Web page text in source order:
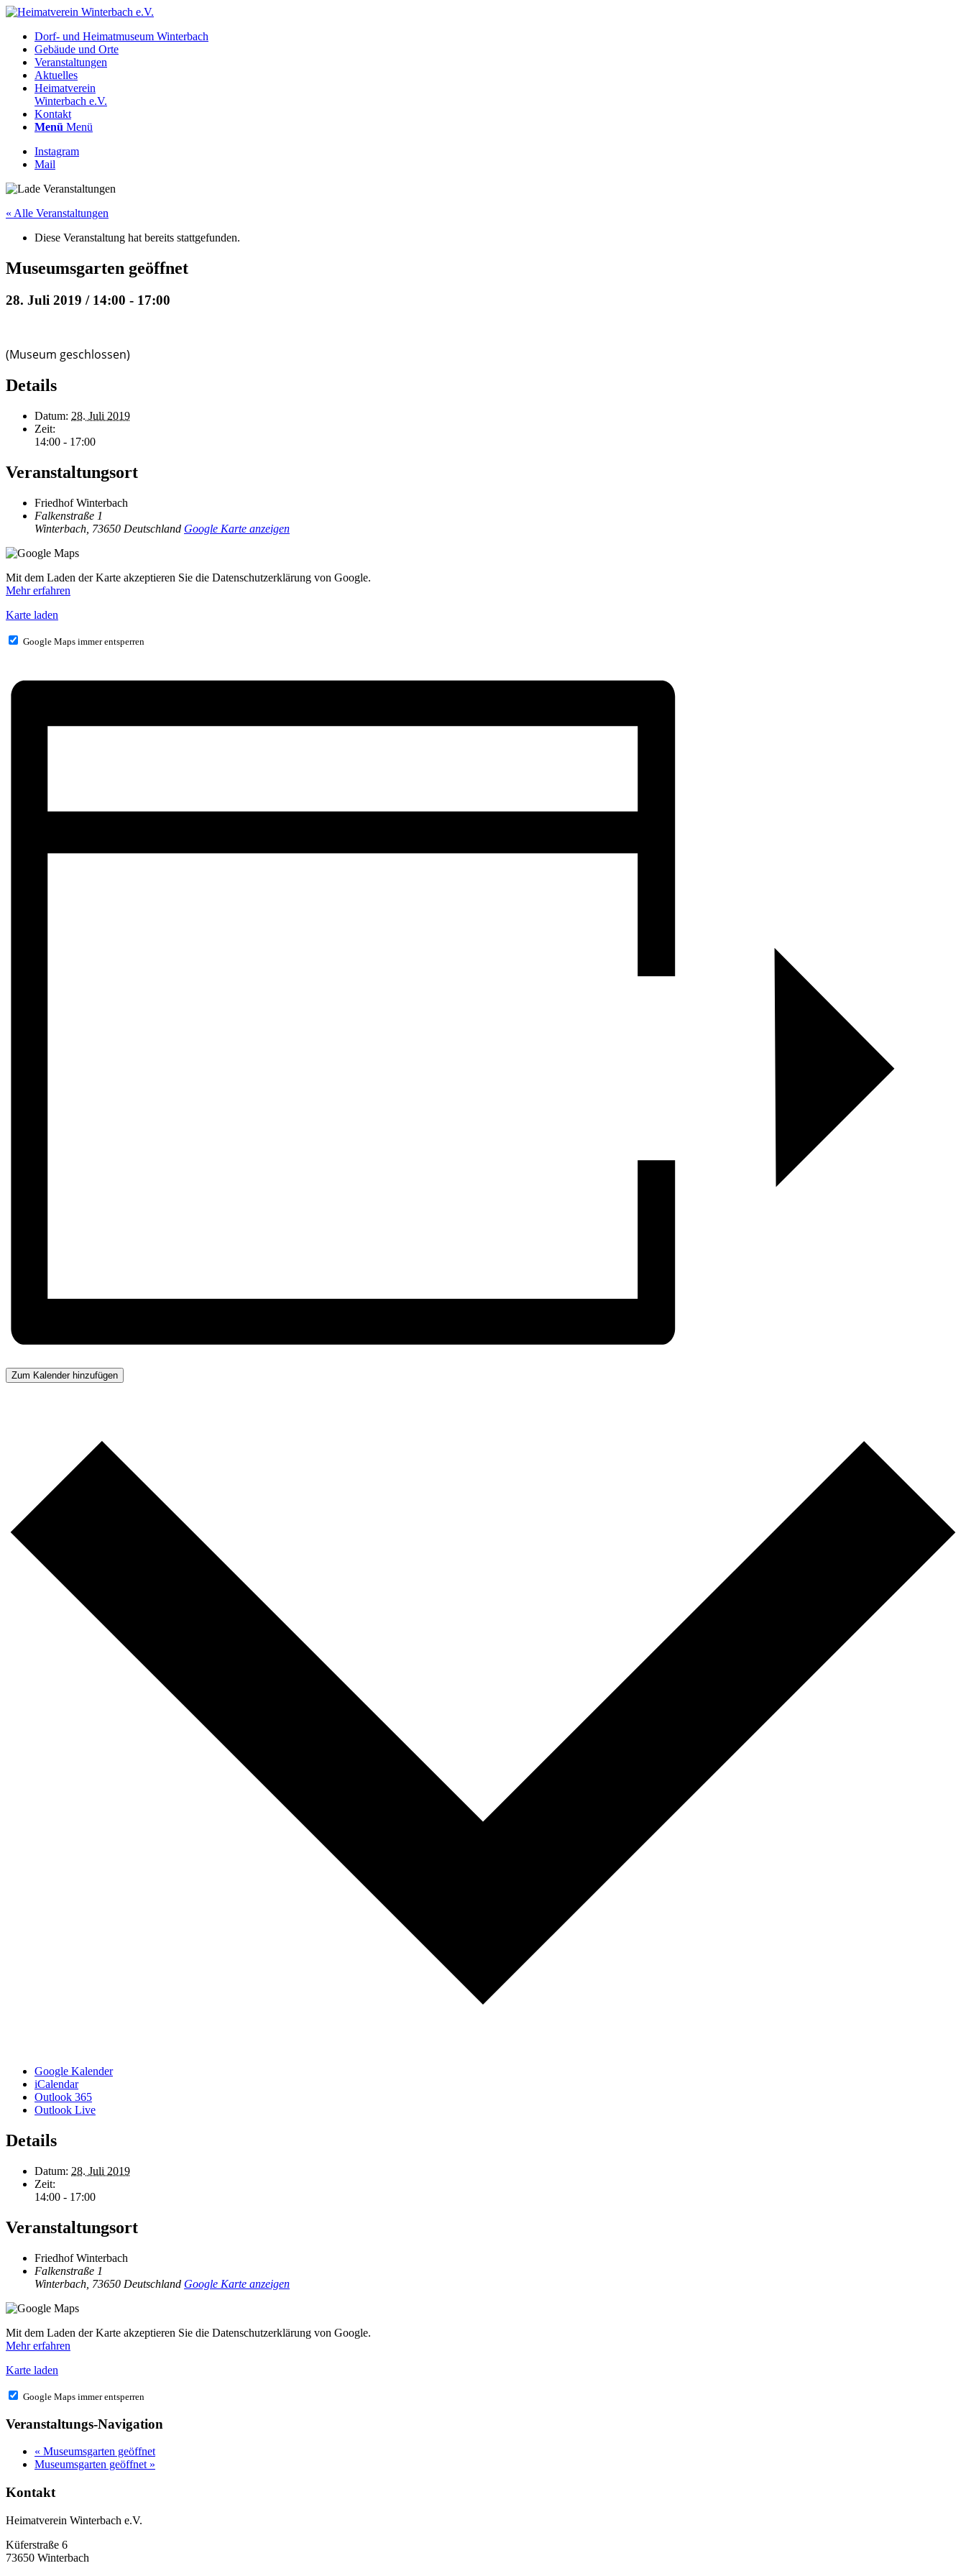
Dorf- und Heimatmuseum Winterbach
Gebäude und Orte
Veranstaltungen
Aktuelles
Heimatverein
Winterbach e.V.
Kontakt
Menü Menü
Instagram
Mail
« Alle Veranstaltungen
Diese Veranstaltung hat bereits stattgefunden.
Museumsgarten geöffnet
28. Juli 2019 / 14:00 - 17:00
(Museum geschlossen)
Details
Datum: 28. Juli 2019
Zeit:
14:00 - 17:00
Veranstaltungsort
Friedhof Winterbach
Falkenstraße 1
Winterbach 73650 Deutschland Google Karte anzeigen
Mit dem Laden der Karte akzeptieren Sie die Datenschutzerklärung von Google.
Mehr erfahren
Karte laden
Google Maps immer entsperren
Zum Kalender hinzufügen
Google Kalender
iCalendar
Outlook 365
Outlook Live
Details
Datum: 28. Juli 2019
Zeit:
14:00 - 17:00
Veranstaltungsort
Friedhof Winterbach
Falkenstraße 1
Winterbach 73650 Deutschland Google Karte anzeigen
Mit dem Laden der Karte akzeptieren Sie die Datenschutzerklärung von Google.
Mehr erfahren
Karte laden
Google Maps immer entsperren
Veranstaltungs-Navigation
« Museumsgarten geöffnet
Museumsgarten geöffnet »
Kontakt
Heimatverein Winterbach e.V.
Küferstraße 6
73650 Winterbach